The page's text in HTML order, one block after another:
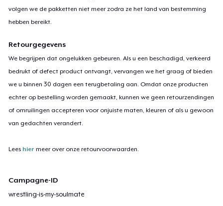
volgen we de pakketten niet meer zodra ze het land van bestemming
hebben bereikt.
Retourgegevens
We begrijpen dat ongelukken gebeuren. Als u een beschadigd, verkeerd
bedrukt of defect product ontvangt, vervangen we het graag of bieden
we u binnen 30 dagen een terugbetaling aan. Omdat onze producten
echter op bestelling worden gemaakt, kunnen we geen retourzendingen
of omruilingen accepteren voor onjuiste maten, kleuren of als u gewoon
van gedachten verandert.
Lees hier meer over onze retourvoorwaarden.
Campagne-ID
wrestling-is-my-soulmate